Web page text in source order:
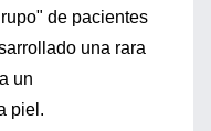
de pacientes
una rara
un
piel.